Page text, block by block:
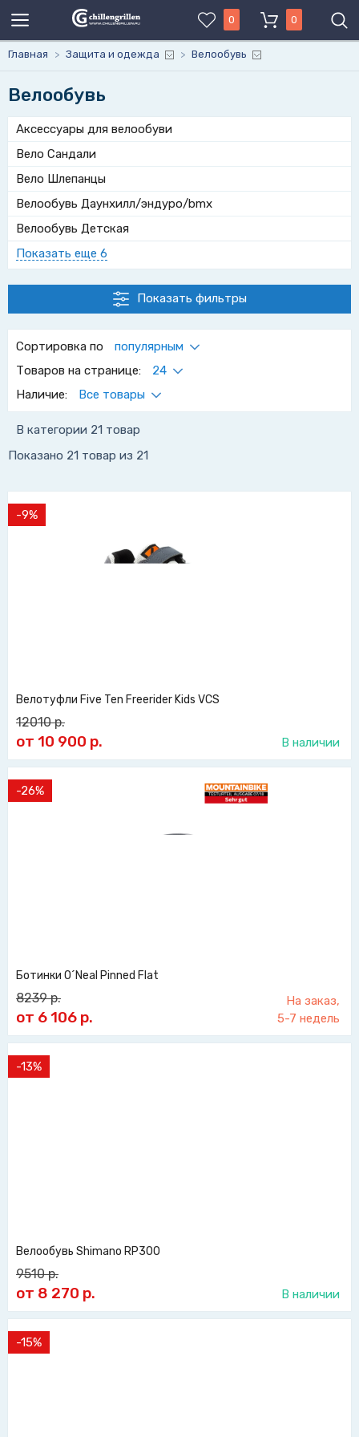
0 0
Главная > Защита и одежда > Велообувь
Велообувь
Аксессуары для велообуви
Вело Сандали
Вело Шлепанцы
Велообувь Даунхилл/эндуро/bmx
Велообувь Детская
Показать еще 6
Показать фильтры
Сортировка по
популярным
Товаров на странице:
24
Наличие:
Все товары
В категории 21 товар
Показано 21 товар из 21
-9%
Велотуфли Five Ten Freerider Kids VCS
12010р.
от 10 900 р. В наличии
-26%
Ботинки O´Neal Pinned Flat
8239р.
от 6 106 р.
На заказ,
5-7 недель
-13%
Велообувь Shimano RP300
9510р.
от 8 270 р. В наличии
-15%